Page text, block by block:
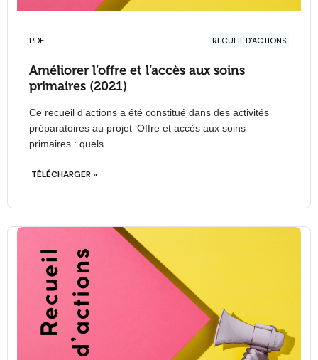
PDF RECUEIL D'ACTIONS
Améliorer l’offre et l’accès aux soins
primaires (2021)
Ce recueil d’actions a été constitué dans des activités
préparatoires au projet ‘Offre et accès aux soins
primaires : quels …
TÉLÉCHARGER »